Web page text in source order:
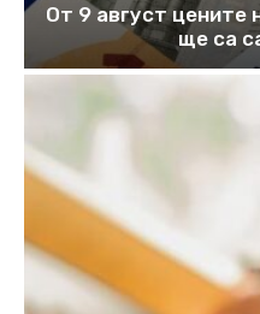
От 9 август цените
ще са